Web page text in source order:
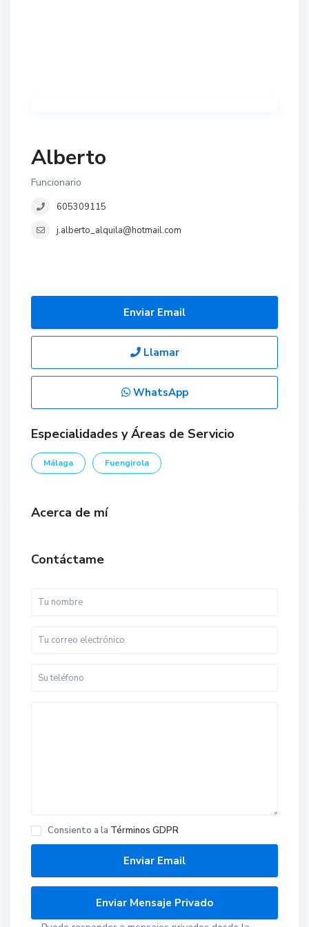
Alberto
Funcionario
605309115
j.alberto_alquila@hotmail.com
Enviar Email
Llamar
WhatsApp
Especialidades y Áreas de Servicio
Málaga Fuengirola
Acerca de mí
Contáctame
Consiento a la Términos GDPR